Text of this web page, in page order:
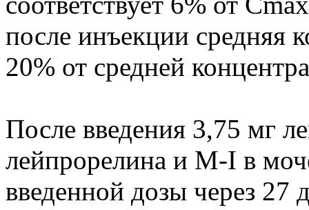
после инъекции средняя
20% от средней
После введения 3,75 мг
лейпрорелина и M-I в
введенной дозы через 27